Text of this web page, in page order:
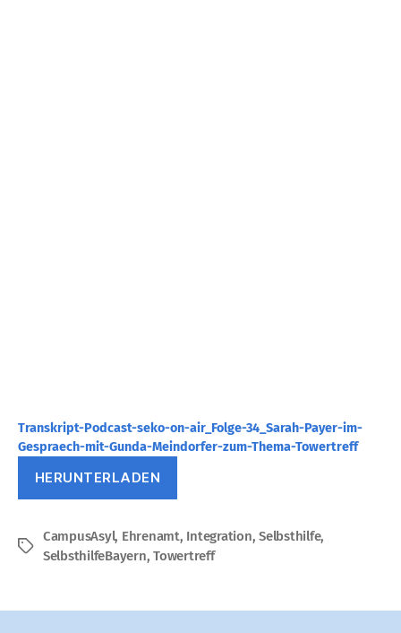
Transkript-Podcast-seko-on-air_Folge-34_Sarah-Payer-im-
Gespraech-mit-Gunda-Meindorfer-zum-Thema-Towertreff
HERUNTERLADEN
Schlagwörter
CampusAsyl, Ehrenamt, Integration,Selbsthilfe,
SelbsthilfeBayern,Towertreff